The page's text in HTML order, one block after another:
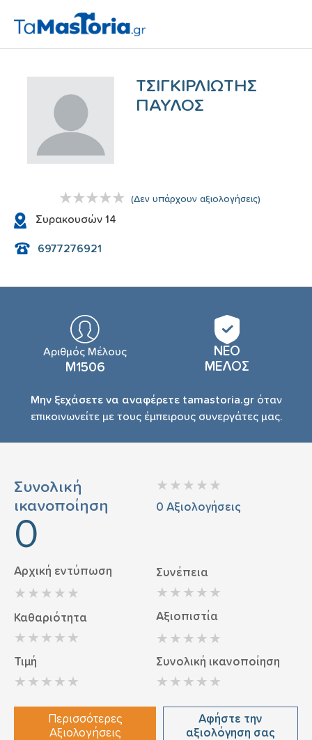
ΤΣΙΓΚΙΡΛΙΩΤΗΣ
ΠΑΥΛΟΣ
(Δεν υπάρχουν αξιολογήσεις)
Συρακουσών 14
6977276921
Αριθμός Μέλους
Μ1506
ΝΕΟ
ΜΕΛΟΣ
Μην ξεχάσετε να αναφέρετε tamastoria.gr όταν
επικοινωνείτε με τους έμπειρους συνεργάτες μας.
Συνολική
ικανοποίηση
0
0 Αξιολογήσεις
Αρχική εντύπωση Συνέπεια
Καθαριότητα Αξιοπιστία
Τιμή Συνολική ικανοποίηση
Περισσότερες
Αξιολογήσεις
Αφήστε την
αξιολόγηση σας